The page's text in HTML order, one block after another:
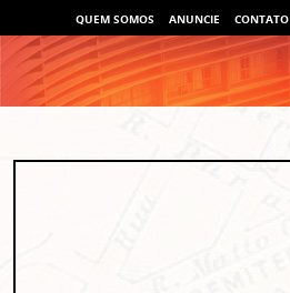
QUEM SOMOS ANUNCIE CONTATO